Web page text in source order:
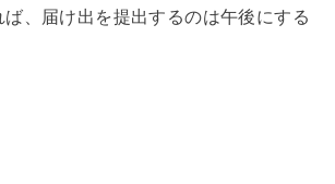
、届け出を提出するのは午後にする